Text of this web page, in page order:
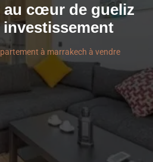
au cœur de gueliz
à marrakech à vendre